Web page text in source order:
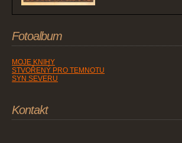
Fotoalbum
MOJE KNIHY
STVOŘENÝ PRO TEMNOTU
SYN SEVERU
Kontakt